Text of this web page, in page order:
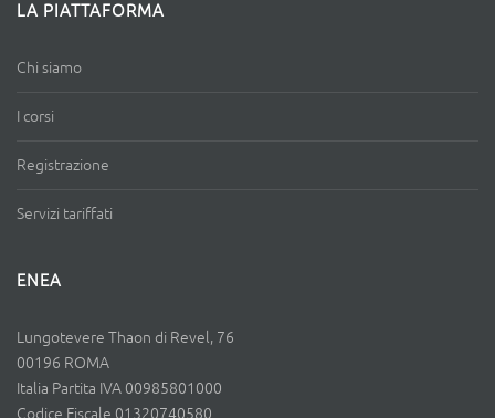
LA PIATTAFORMA
Chi siamo
I corsi
Registrazione
Servizi tariffati
ENEA
Lungotevere Thaon di Revel, 76
00196 ROMA
Italia Partita IVA 00985801000